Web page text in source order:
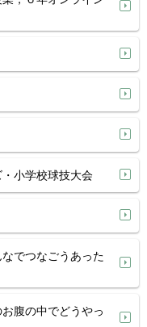
小学校球技大会
でつなごうあった
腹の中でどうやっ